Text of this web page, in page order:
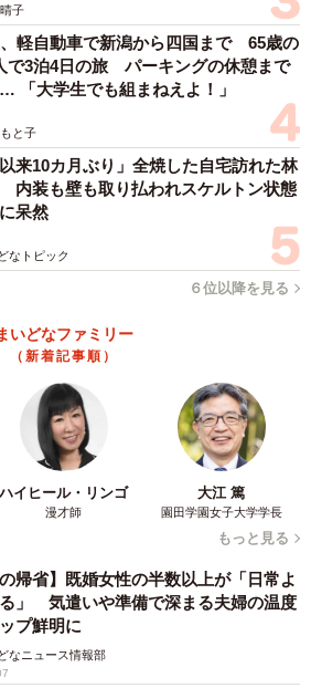
全力疾走や高所へのジャンプをし
、前足が曲がり、骨瘤が目立つよ
子
軽自動車で新潟から四国まで 65歳の
で3泊4日の旅 パーキングの休憩まで
「大学生でも組まねえよ！」
と子
以来10カ月ぶり」全焼した自宅訪れた林
内装も壁も取り払われスケルトン状態
呆然
なトピック
６位以降を見る
いどなファミリー
（新着記事順）
ハイヒール・リンゴ
漫才師
大江 篤
園田学園女子大学学長
もっと見る
の帰省】既婚女性の半数以上が「日常よ
」 気遣いや準備で深まる夫婦の温度
プ鮮明に
なニュース情報部